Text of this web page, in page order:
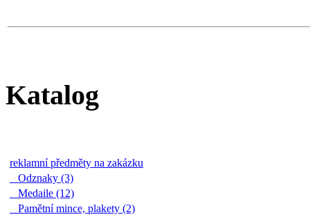
Katalog
reklamní předměty na zakázku
Odznaky (3)
Medaile (12)
Pamětní mince, plakety (2)